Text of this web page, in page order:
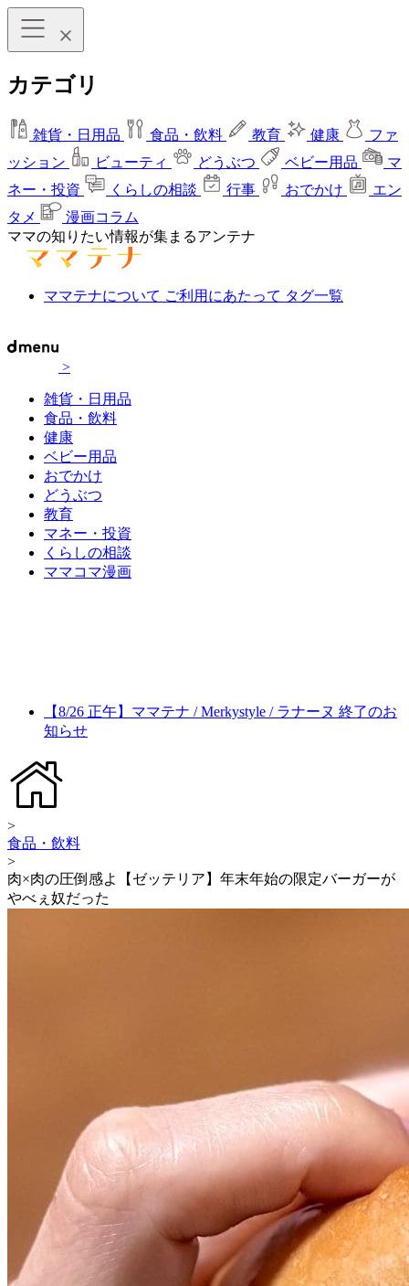
カテゴリ
雑貨・日用品 食品・飲料 教育 健康
ファ
ッション
ビューティ どうぶつ ベビー用品
マ
ネー・投資
くらしの相談 行事 おでかけ
エン
タメ
漫画コラム
ママの知りたい情報が集まるアンテナ
ママテナについて ご利用にあたって タグ一覧
>
雑貨・日用品
食品・飲料
健康
ベビー用品
おでかけ
どうぶつ
教育
マネー・投資
くらしの相談
ママコマ漫画
【8/26 正午】ママテナ / Merkystyle / ラナーヌ 終了のお
知らせ
>
食品・飲料
>
肉×肉の圧倒感よ【ゼッテリア】年末年始の限定バーガーが
やべぇ奴だった